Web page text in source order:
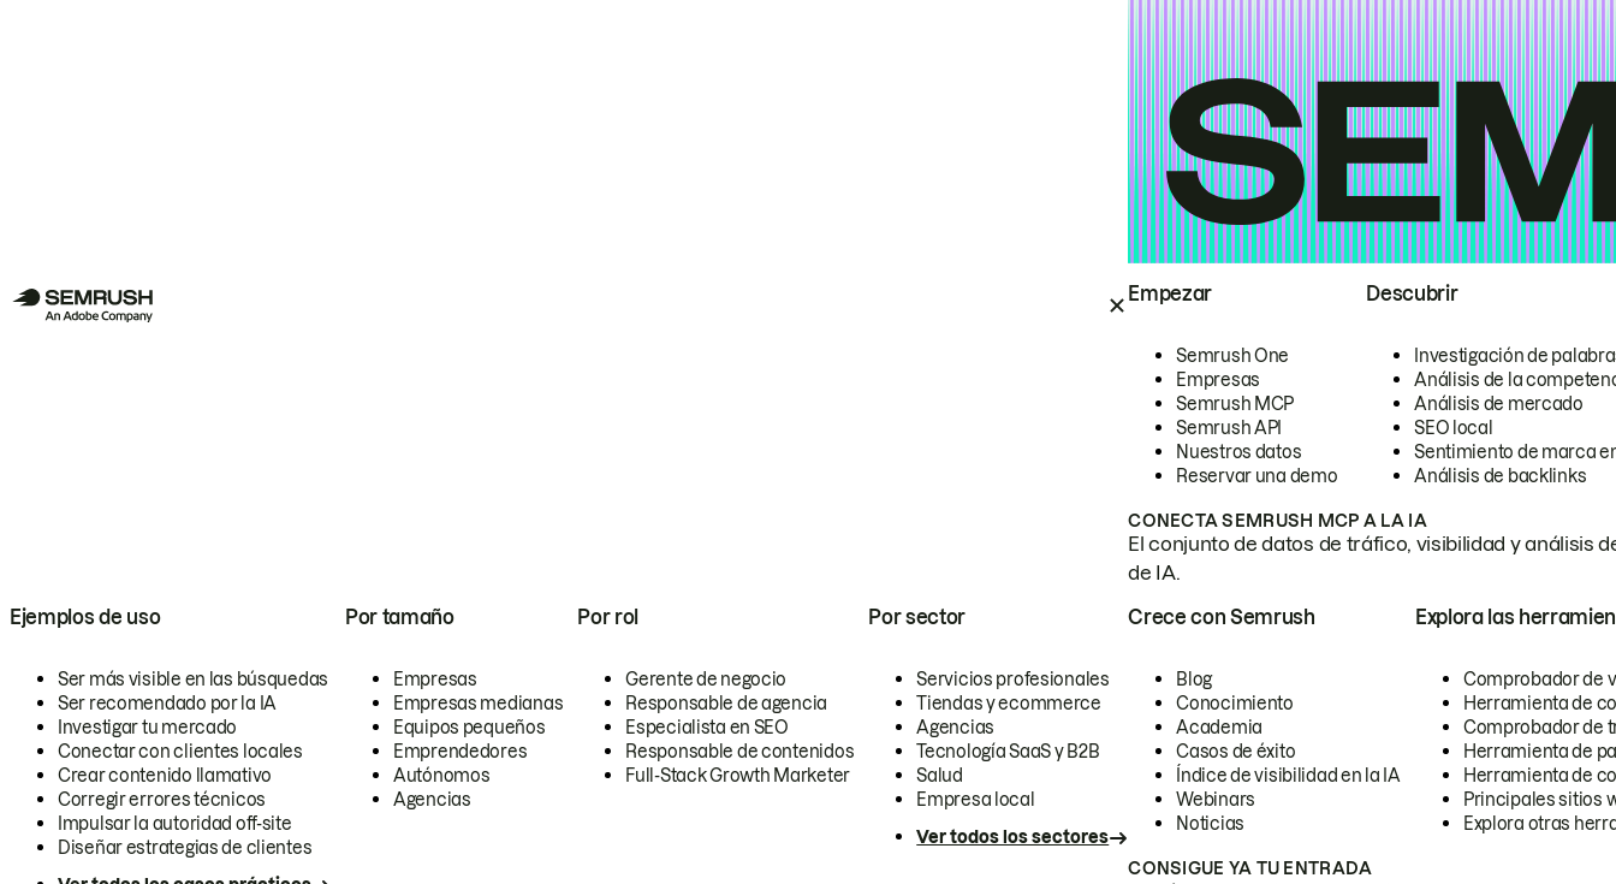
Empezar
Semrush One
Empresas
Semrush MCP
Semrush API
Nuestros datos
Reservar una demo
Descubrir
Investigación de
Análisis de la
Análisis de mercado
SEO local
Sentimiento de marca
Análisis de backlinks
CONECTA SEMRUSH MCP A LA IA
El conjunto de datos de tráfico, visibilidad y análisis
de IA.
Ejemplos de uso
Ser más visible en las búsquedas
Ser recomendado por la IA
Investigar tu mercado
Conectar con clientes locales
Crear contenido llamativo
Corregir errores técnicos
Impulsar la autoridad off-site
Diseñar estrategias de clientes
Por tamaño
Empresas
Empresas medianas
Equipos pequeños
Emprendedores
Autónomos
Agencias
Por rol
Gerente de negocio
Responsable de agencia
Especialista en SEO
Responsable de contenidos
Full-Stack Growth Marketer
Por sector
Servicios profesionales
Tiendas y ecommerce
Agencias
Tecnología SaaS y B2B
Salud
Empresa local
Ver todos los sectores
Crece con Semrush
Blog
Conocimiento
Academia
Casos de éxito
Índice de visibilidad en la IA
Webinars
Noticias
Explora las
Comprobador de
Herramienta de
Comprobador de
Herramienta de
Herramienta de
Principales sitios
Explora otras
CONSIGUE YA TU ENTRADA